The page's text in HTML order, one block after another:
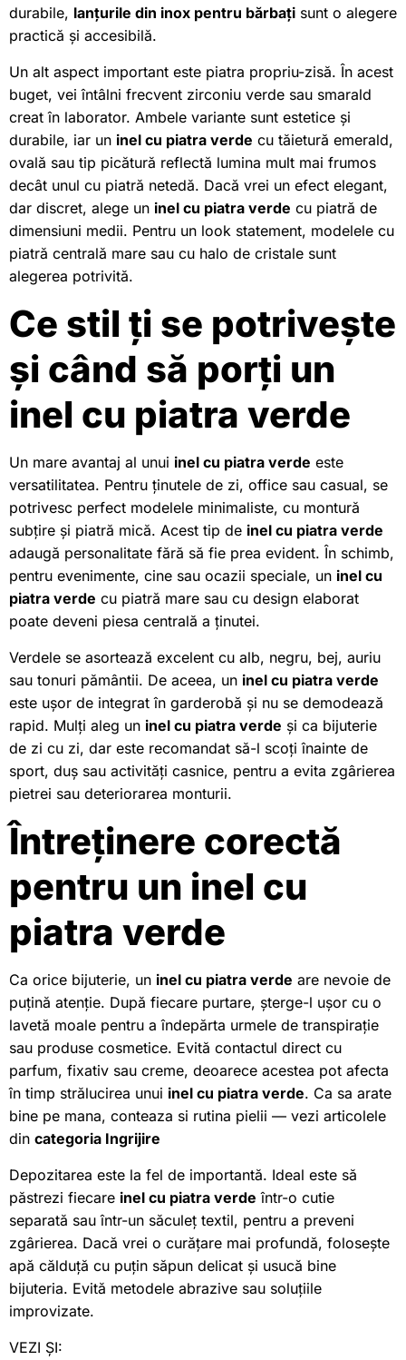
durabile, lanțurile din inox pentru bărbați sunt o alegere
practică și accesibilă.
Un alt aspect important este piatra propriu-zisă. În acest
buget, vei întâlni frecvent zirconiu verde sau smarald
creat în laborator. Ambele variante sunt estetice și
durabile, iar un inel cu piatra verde cu tăietură emerald,
ovală sau tip picătură reflectă lumina mult mai frumos
decât unul cu piatră netedă. Dacă vrei un efect elegant,
dar discret, alege un inel cu piatra verde cu piatră de
dimensiuni medii. Pentru un look statement, modelele cu
piatră centrală mare sau cu halo de cristale sunt
alegerea potrivită.
Ce stil ți se potrivește
și când să porți un
inel cu piatra verde
Un mare avantaj al unui inel cu piatra verde este
versatilitatea. Pentru ținutele de zi, office sau casual, se
potrivesc perfect modelele minimaliste, cu montură
subțire și piatră mică. Acest tip de inel cu piatra verde
adaugă personalitate fără să fie prea evident. În schimb,
pentru evenimente, cine sau ocazii speciale, un inel cu
piatra verde cu piatră mare sau cu design elaborat
poate deveni piesa centrală a ținutei.
Verdele se asortează excelent cu alb, negru, bej, auriu
sau tonuri pământii. De aceea, un inel cu piatra verde
este ușor de integrat în garderobă și nu se demodează
rapid. Mulți aleg un inel cu piatra verde și ca bijuterie
de zi cu zi, dar este recomandat să-l scoți înainte de
sport, duș sau activități casnice, pentru a evita zgârierea
pietrei sau deteriorarea monturii.
Întreținere corectă
pentru un inel cu
piatra verde
Ca orice bijuterie, un inel cu piatra verde are nevoie de
puțină atenție. După fiecare purtare, șterge-l ușor cu o
lavetă moale pentru a îndepărta urmele de transpirație
sau produse cosmetice. Evită contactul direct cu
parfum, fixativ sau creme, deoarece acestea pot afecta
în timp strălucirea unui inel cu piatra verde. Ca sa arate
bine pe mana, conteaza si rutina pielii — vezi articolele
din categoria Ingrijire
Depozitarea este la fel de importantă. Ideal este să
păstrezi fiecare inel cu piatra verde într-o cutie
separată sau într-un săculeț textil, pentru a preveni
zgârierea. Dacă vrei o curățare mai profundă, folosește
apă călduță cu puțin săpun delicat și usucă bine
bijuteria. Evită metodele abrazive sau soluțiile
improvizate.
VEZI ȘI: